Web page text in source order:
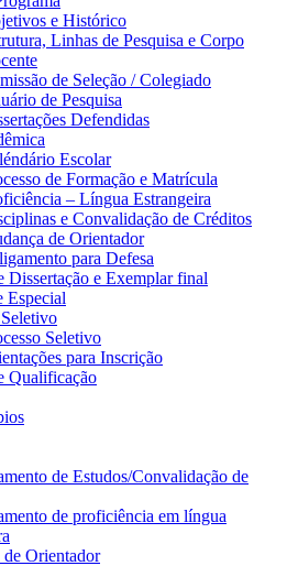
e Histórico
Linhas de Pesquisa e Corpo
de Seleção / Colegiado
de Pesquisa
Defendidas
Escolar
de Formação e Matrícula
– Língua Estrangeira
e Convalidação de Créditos
de Orientador
para Defesa
Dissertação e Exemplar final
Especial
Seletivo
para Inscrição
Qualificação
de Estudos/Convalidação de
de proficiência em língua
Orientador